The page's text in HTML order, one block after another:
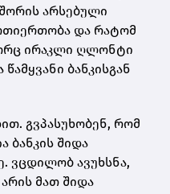
არსებული
და რატომ
ირაკლი ღლონტი
ბანკისგან
გვპასუხობენ, რომ
ბანკის შიდა
ვცდილობ ავუხსნა,
მათ შიდა